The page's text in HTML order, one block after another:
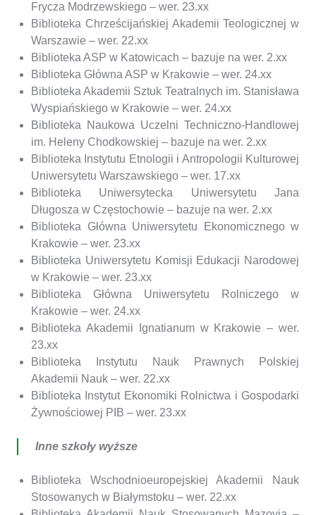
Frycza Modrzewskiego – wer. 23.xx
Biblioteka Chrześcijańskiej Akademii Teologicznej w
Warszawie – wer. 22.xx
Biblioteka ASP w Katowicach – bazuje na wer. 2.xx
Biblioteka Główna ASP w Krakowie – wer. 24.xx
Biblioteka Akademii Sztuk Teatralnych im. Stanisława
Wyspiańskiego w Krakowie – wer. 24.xx
Biblioteka Naukowa Uczelni Techniczno-Handlowej
im. Heleny Chodkowskiej – bazuje na wer. 2.xx
Biblioteka Instytutu Etnologii i Antropologii Kulturowej
Uniwersytetu Warszawskiego – wer. 17.xx
Biblioteka Uniwersytecka Uniwersytetu Jana
Długosza w Częstochowie – bazuje na wer. 2.xx
Biblioteka Główna Uniwersytetu Ekonomicznego w
Krakowie – wer. 23.xx
Biblioteka Uniwersytetu Komisji Edukacji Narodowej
w Krakowie – wer. 23.xx
Biblioteka Główna Uniwersytetu Rolniczego w
Krakowie – wer. 24.xx
Biblioteka Akademii Ignatianum w Krakowie – wer.
23.xx
Biblioteka Instytutu Nauk Prawnych Polskiej
Akademii Nauk – wer. 22.xx
Biblioteka Instytut Ekonomiki Rolnictwa i Gospodarki
Żywnościowej PIB – wer. 23.xx
Inne szkoły wyższe
Biblioteka Wschodnioeuropejskiej Akademii Nauk
Stosowanych w Białymstoku – wer. 22.xx